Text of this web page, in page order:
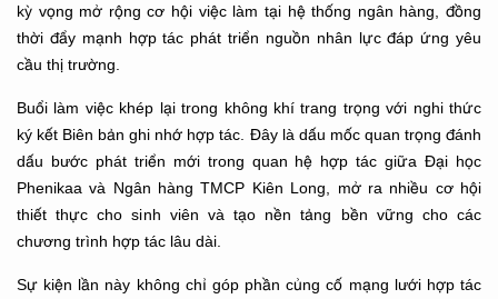
kỳ vọng mở rộng cơ hội việc làm tại hệ thống ngân hàng, đồng
thời đẩy mạnh hợp tác phát triển nguồn nhân lực đáp ứng yêu
cầu thị trường.
Buổi làm việc khép lại trong không khí trang trọng với nghi thức
ký kết Biên bản ghi nhớ hợp tác. Đây là dấu mốc quan trọng đánh
dấu bước phát triển mới trong quan hệ hợp tác giữa Đại học
Phenikaa và Ngân hàng TMCP Kiên Long, mở ra nhiều cơ hội
thiết thực cho sinh viên và tạo nền tảng bền vững cho các
chương trình hợp tác lâu dài.
Sự kiện lần này không chỉ góp phần củng cố mạng lưới hợp tác